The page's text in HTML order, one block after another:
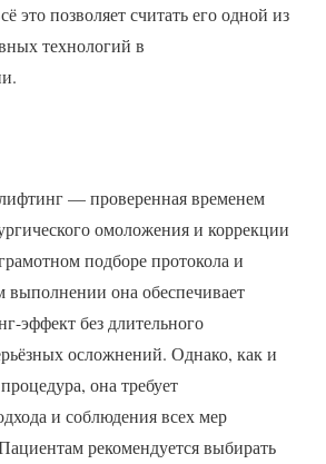
это позволяет считать его одной из
технологий в
— проверенная временем
омоложения и коррекции
подборе протокола и
она обеспечивает
эффект без длительного
осложнений. Однако, как и
она требует
и соблюдения всех мер
рекомендуется выбирать